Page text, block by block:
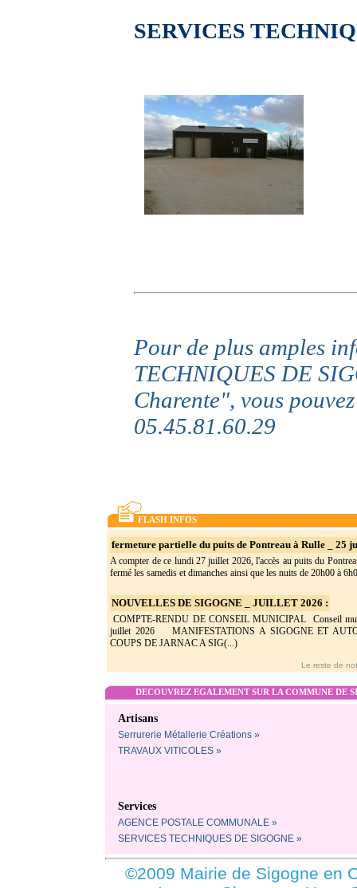
SERVICES
Pour de plus amples
TECHNIQUES DE
Charente", vous
05.45.81.60.29
FLASH INFOS
fermeture partielle du puits de Pontreau à Rulle _ 25
A compter de ce lundi 27 juillet 2026, l'accès au puits du
fermé les samedis et dimanches ainsi que les nuits de 20h00 à
NOUVELLES DE SIGOGNE _ JUILLET 2026 :
COMPTE-RENDU DE CONSEIL MUNICIPAL Conseil
juillet 2026 MANIFESTATIONS A SIGOGNE ET
COUPS DE JARNAC A SIG(...)
Le reste de
DECOUVREZ EGALEMENT SUR LA COMMUNE DE
Artisans
Serrurerie Métallerie Créations »
TRAVAUX VITICOLES »
Services
AGENCE POSTALE COMMUNALE »
SERVICES TECHNIQUES DE SIGOGNE »
©2009 Mairie de Sigogne en